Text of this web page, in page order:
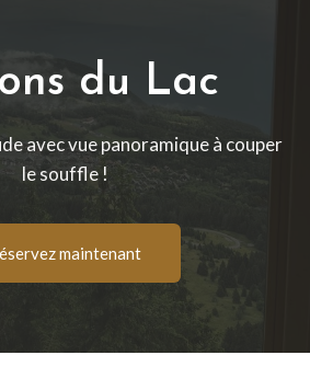
du Lac
avec vue panoramique à couper
le souffle !
maintenant